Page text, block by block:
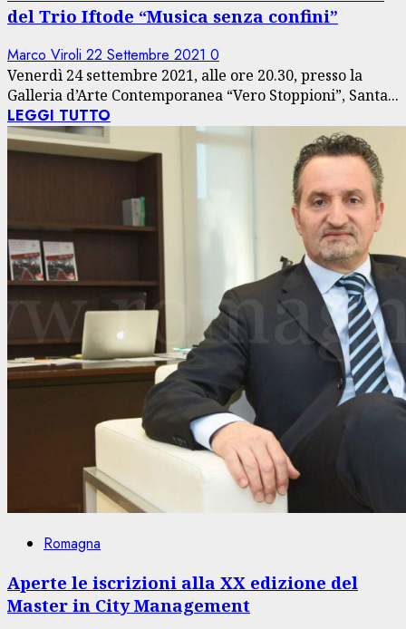
del Trio Iftode “Musica senza confini”
Marco Viroli 22 Settembre 2021 0
Venerdì 24 settembre 2021, alle ore 20.30, presso la
Galleria d’Arte Contemporanea “Vero Stoppioni”, Santa...
LEGGI TUTTO
Romagna
Aperte le iscrizioni alla XX edizione del
Master in City Management